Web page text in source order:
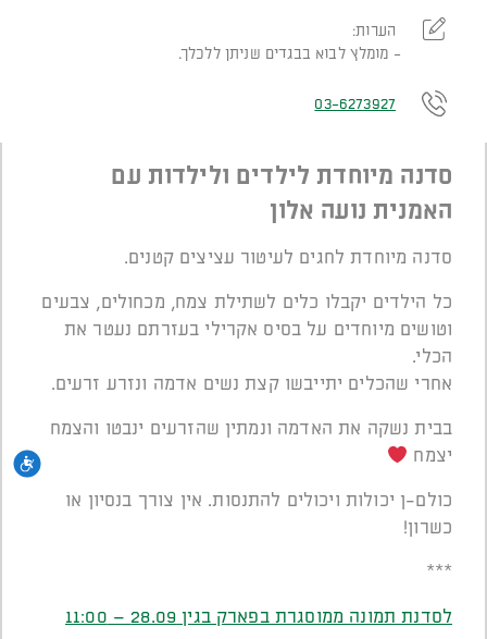
הערות:
מומלץ לבוא בבגדים שניתן ללכלך.
03-6273927
סדנה מיוחדת לילדים ולילדות עם
האמנית נועה אלון
סדנה מיוחדת לחגים לעיטור עציצים קטנים.
כל הילדים יקבלו כלים לשתילת צמח, מכחולים, צבעים
וטושים מיוחדים על בסיס אקרילי בעזרתם נעטר את
הכלי.
אחרי שהכלים יתייבשו קצת נשים אדמה ונזרע זרעים.
בבית נשקה את האדמה ונמתין שהזרעים ינבטו והצמח
יצמח
כולם-ן יכולות ויכולים להתנסות. אין צורך בנסיון או
כשרון!
***
לסדנת תמונה ממוסגרת בפארק בגין 28.09 – 11:00